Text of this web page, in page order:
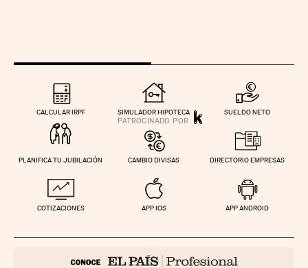
CALCULAR IRPF SIMULADOR HIPOTECA SUELDO NETO
PLANIFICA TU JUBILACIÓN CAMBIO DIVISAS DIRECTORIO EMPRESAS
COTIZACIONES APP IOS APP ANDROID